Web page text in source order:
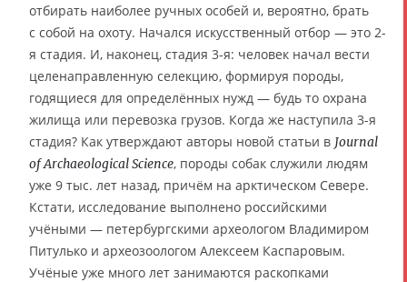
отбирать наиболее ручных особей и, вероятно, брать
с собой на охоту. Начался искусственный отбор — это 2-
я стадия. И, наконец, стадия 3-я: человек начал вести
целенаправленную селекцию, формируя породы,
годящиеся для определённых нужд — будь то охрана
жилища или перевозка грузов. Когда же наступила 3-я
стадия? Как утверждают авторы новой статьи в Journal
of Archaeological Science, породы собак служили людям
уже 9 тыс. лет назад, причём на арктическом Севере.
Кстати, исследование выполнено российскими
учёными — петербургскими археологом Владимиром
Питулько и археозоологом Алексеем Каспаровым.
Учёные уже много лет занимаются раскопками